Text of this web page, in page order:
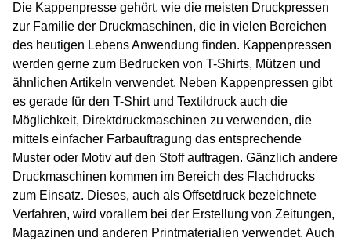
Die Kappenpresse gehört, wie die meisten Druckpressen
zur Familie der Druckmaschinen, die in vielen Bereichen
des heutigen Lebens Anwendung finden. Kappenpressen
werden gerne zum Bedrucken von T-Shirts, Mützen und
ähnlichen Artikeln verwendet. Neben Kappenpressen gibt
es gerade für den T-Shirt und Textildruck auch die
Möglichkeit, Direktdruckmaschinen zu verwenden, die
mittels einfacher Farbauftragung das entsprechende
Muster oder Motiv auf den Stoff auftragen. Gänzlich andere
Druckmaschinen kommen im Bereich des Flachdrucks
zum Einsatz. Dieses, auch als Offsetdruck bezeichnete
Verfahren, wird vorallem bei der Erstellung von Zeitungen,
Magazinen und anderen Printmaterialien verwendet. Auch